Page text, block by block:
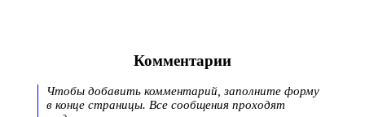
Комментарии
Чтобы добавить комментарий, заполните форму
в конце страницы. Все сообщения проходят